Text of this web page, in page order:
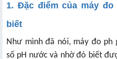
1. Đặc điểm của máy
biết
Như mình đã nói, máy đo ph
số pH nước và nhờ đó biết